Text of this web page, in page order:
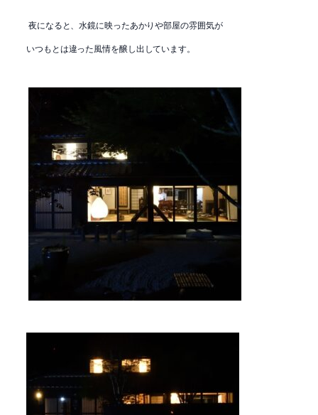
夜になると、水鏡に映ったあかりや部屋の雰囲気が
いつもとは違った風情を醸し出しています。